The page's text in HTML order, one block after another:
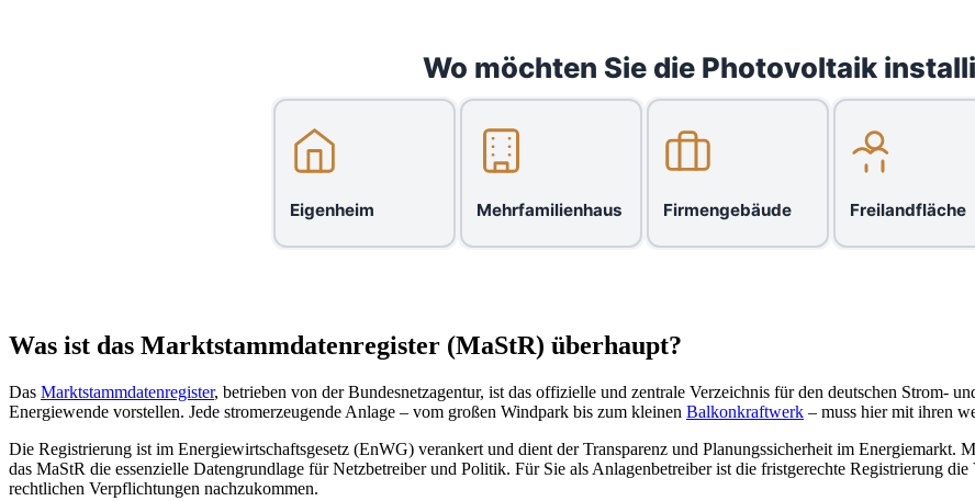
Wo möchten Sie die Photovoltaik
Eigenheim Mehrfamilienhaus Firmengebäude Freilandfläche
Was ist das Marktstammdatenregister (MaStR) überhaupt?
Das Marktstammdatenregister, betrieben von der Bundesnetzagentur, ist das offizielle und zentrale Verzeichnis für den deutschen Strom-
Energiewende vorstellen. Jede stromerzeugende Anlage – vom großen Windpark bis zum kleinen Balkonkraftwerk – muss hier mit ihren
Die Registrierung ist im Energiewirtschaftsgesetz (EnWG) verankert und dient der Transparenz und Planungssicherheit im
das MaStR die essenzielle Datengrundlage für Netzbetreiber und Politik. Für Sie als Anlagenbetreiber ist die fristgerechte Registrierung
rechtlichen Verpflichtungen nachzukommen.